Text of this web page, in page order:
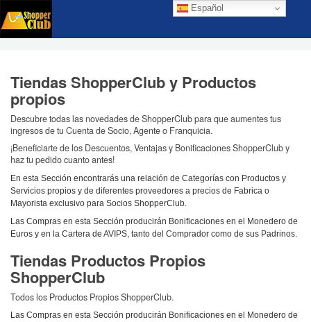
Español
Tiendas ShopperClub y Productos
propios
Descubre todas las novedades de ShopperClub para que aumentes tus
ingresos de tu Cuenta de Socio, Agente o Franquicia.
¡Beneficiarte de los Descuentos, Ventajas y Bonificaciones ShopperClub y
haz tu pedido cuanto antes!
En esta Sección encontrarás una relación de Categorías con Productos y
Servicios propios y de diferentes proveedores a precios de Fabrica o
Mayorista exclusivo para Socios ShopperClub.
Las Compras en esta Sección producirán Bonificaciones en el Monedero de
Euros y en la Cartera de AVIPS, tanto del Comprador como de sus Padrinos.
Tiendas Productos Propios
ShopperClub
Todos los Productos Propios ShopperClub.
Las Compras en esta Sección producirán Bonificaciones en el Monedero de